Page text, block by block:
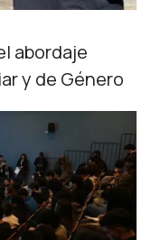
abordaje
y de Género